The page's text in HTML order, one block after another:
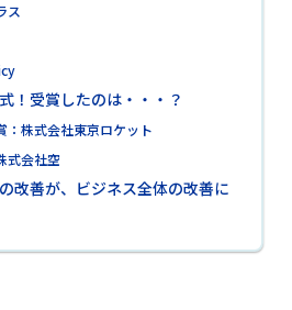
ス
！受賞したのは・・・？
：株式会社東京ロケット
式会社空
改善が、ビジネス全体の改善に